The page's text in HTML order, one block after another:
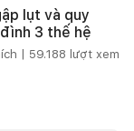
lụt và quy
3 thế hệ
| 59.188 lượt xem